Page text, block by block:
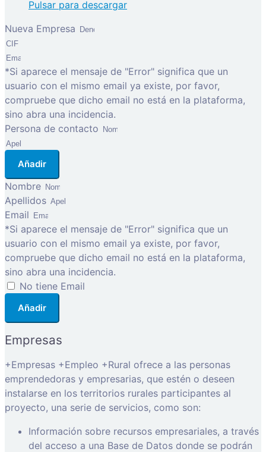
Pulsar para descargar
Nueva Empresa
*Si aparece el mensaje de "Error" significa que un
usuario con el mismo email ya existe, por favor,
compruebe que dicho email no está en la plataforma,
sino abra una incidencia.
Persona de contacto
Añadir
Nombre
Apellidos
Email
*Si aparece el mensaje de "Error" significa que un
usuario con el mismo email ya existe, por favor,
compruebe que dicho email no está en la plataforma,
sino abra una incidencia.
No tiene Email
Añadir
Empresas
+Empresas +Empleo +Rural ofrece a las personas
emprendedoras y empresarias, que estén o deseen
instalarse en los territorios rurales participantes al
proyecto, una serie de servicios, como son:
Información sobre recursos empresariales, a través
del acceso a una Base de Datos donde se podrán